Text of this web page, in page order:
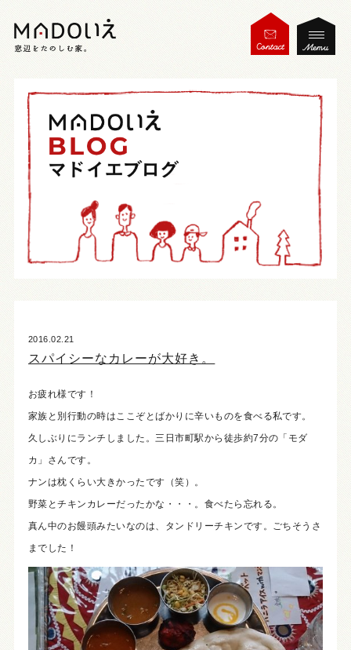
2016.02.21
スパイシーなカレーが大好き。
お疲れ様です！
家族と別行動の時はここぞとばかりに辛いものを食べる私です。
久しぶりにランチしました。三日市町駅から徒歩約7分の「モダ
カ」さんです。
ナンは枕くらい大きかったです（笑）。
野菜とチキンカレーだったかな・・・。食べたら忘れる。
真ん中のお饅頭みたいなのは、タンドリーチキンです。ごちそうさ
までした！